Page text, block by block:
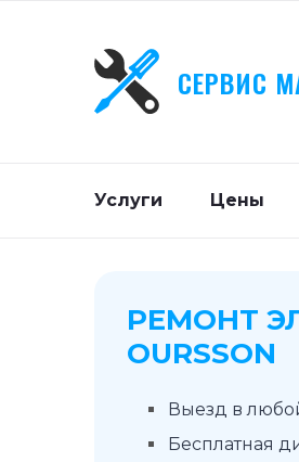
СЕРВИС
Услуги Цены
РЕМОНТ
OURSSON
Выезд в
Бесплатная